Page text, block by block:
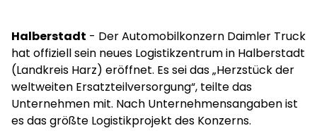
Halberstadt - Der Automobilkonzern Daimler Truck
hat offiziell sein neues Logistikzentrum in Halberstadt
(Landkreis Harz) eröffnet. Es sei das „Herzstück der
weltweiten Ersatzteilversorgung“, teilte das
Unternehmen mit. Nach Unternehmensangaben ist
es das größte Logistikprojekt des Konzerns.